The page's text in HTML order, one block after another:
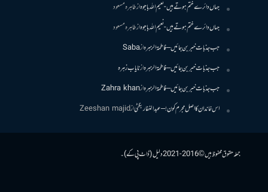
جہاں دائرے ختم ہوتے ہیں- نعیم اللہ باجوہازطاہرہ مسعود
جہاں دائرے ختم ہوتے ہیں- نعیم اللہ باجوہازطاہرہ مسعود
جب جذبات خبر بن جائیں – فاطمۃالزہرہازSaba
جب جذبات خبر بن جائیں – فاطمۃالزہرہازنایاب زہرہ
جب جذبات خبر بن جائیں – فاطمۃالزہرہازZahra khan
اس خاندان کا اصل مجرم کون! – عبدالغفار بگٹیازZeeshan majid
جملہ حقوق محفوظ ہیں © 2016-2021 دلیل (ڈاٹ پی کے)۔